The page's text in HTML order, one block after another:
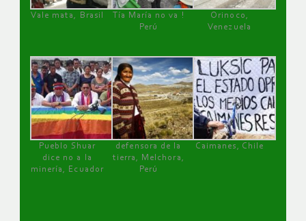
Vale mata, Brasil
Tía María no va !
Perú
Orinoco,
Venezuela
Pueblo Shuar
dice no a la
minería, Ecuador
defensora de la
tierra, Melchora,
Perú
Caimanes, Chile